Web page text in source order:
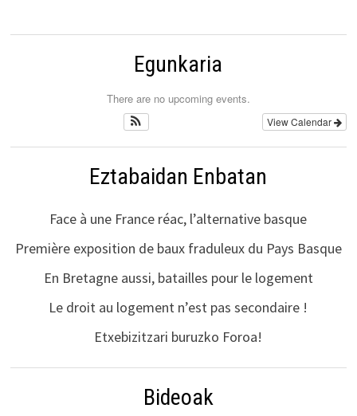
Egunkaria
There are no upcoming events.
View Calendar
Eztabaidan Enbatan
Face à une France réac, l’alternative basque
Première exposition de baux fraduleux du Pays Basque
En Bretagne aussi, batailles pour le logement
Le droit au logement n’est pas secondaire !
Etxebizitzari buruzko Foroa!
Bideoak